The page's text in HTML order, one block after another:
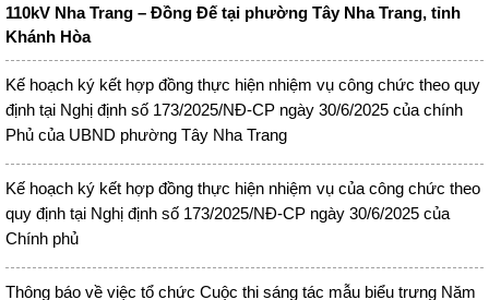
110kV Nha Trang – Đồng Đế tại phường Tây Nha Trang, tỉnh
Khánh Hòa
Kế hoạch ký kết hợp đồng thực hiện nhiệm vụ công chức theo quy
định tại Nghị định số 173/2025/NĐ-CP ngày 30/6/2025 của chính
Phủ của UBND phường Tây Nha Trang
Kế hoạch ký kết hợp đồng thực hiện nhiệm vụ của công chức theo
quy định tại Nghị định số 173/2025/NĐ-CP ngày 30/6/2025 của
Chính phủ
Thông báo về việc tổ chức Cuộc thi sáng tác mẫu biểu trưng Năm